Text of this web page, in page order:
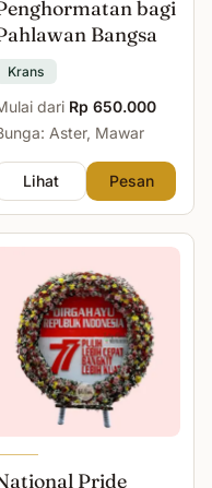
bagi
Bangsa
Krans
dari Rp 650.000
Aster, Mawar
Lihat Pesan
Pride